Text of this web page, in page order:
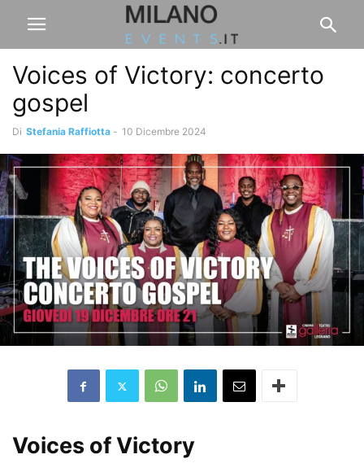
Voices of Victory: concerto
gospel
Di Stefania Raffiotta - 10 Dicembre 2024
Voices of Victory